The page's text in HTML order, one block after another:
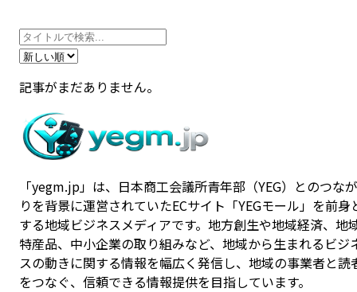
記事がまだありません。
「yegm.jp」は、日本商工会議所青年部（YEG）とのつなが
りを背景に運営されていたECサイト「YEGモール」を前身
する地域ビジネスメディアです。地方創生や地域経済、地
特産品、中小企業の取り組みなど、地域から生まれるビジ
スの動きに関する情報を幅広く発信し、地域の事業者と読
をつなぐ、信頼できる情報提供を目指しています。